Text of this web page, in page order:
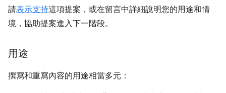
請表示支持這項提案，或在留言中詳細說明您的用途和情
境，協助提案進入下一階段。
用途
撰寫和重寫內容的用途相當多元：